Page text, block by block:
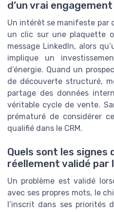
d’un vrai
Un intérêt se manifeste par
un clic sur une plaquette
message LinkedIn, alors
implique un
d’énergie. Quand un
de découverte structuré,
partage des données
véritable cycle de vente.
prématuré de considérer
qualifié dans le CRM.
Quels sont les signes
réellement validé par
Un problème est validé
avec ses propres mots, le
l’inscrit dans ses priorités